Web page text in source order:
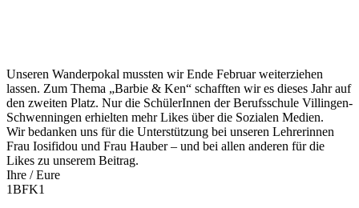
Unseren Wanderpokal mussten wir Ende Februar weiterziehen
lassen. Zum Thema „Barbie & Ken“ schafften wir es dieses Jahr auf
den zweiten Platz. Nur die SchülerInnen der Berufsschule Villingen-
Schwenningen erhielten mehr Likes über die Sozialen Medien.
Wir bedanken uns für die Unterstützung bei unseren Lehrerinnen
Frau Iosifidou und Frau Hauber – und bei allen anderen für die
Likes zu unserem Beitrag.
Ihre / Eure
1BFK1